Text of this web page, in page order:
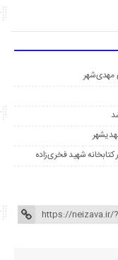
مهدی‌شهر
کتابخانه شهید فخری‌زاده